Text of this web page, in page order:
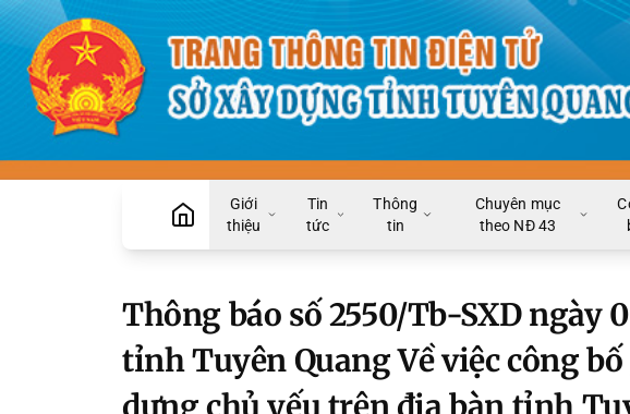
Giới
thiệu
Tin
tức
Thông
tin
Chuyên mục
theo NĐ 43
Thông báo số 2550/Tb-SXD ngày
tỉnh Tuyên Quang Về việc công
dựng chủ yếu trên địa bàn tỉnh